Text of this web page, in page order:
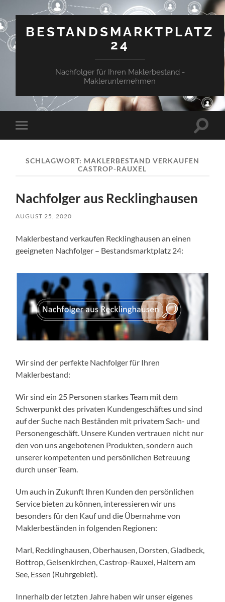
BESTANDSMARKTPLATZ
24
Nachfolger für Ihren Maklerbestand -
Maklerunternehmen
Mobile-
Menü
SCHLAGWORT: MAKLERBESTAND VERKAUFEN
CASTROP-RAUXEL
Nachfolger aus Recklinghausen
AUGUST 25, 2020
Maklerbestand verkaufen Recklinghausen an einen
geeigneten Nachfolger – Bestandsmarktplatz 24:
Wir sind der perfekte Nachfolger für Ihren
Maklerbestand:
Wir sind ein 25 Personen starkes Team mit dem
Schwerpunkt des privaten Kundengeschäftes und sind
auf der Suche nach Beständen mit privatem Sach- und
Personengeschäft. Unsere Kunden vertrauen nicht nur
den von uns angebotenen Produkten, sondern auch
unserer kompetenten und persönlichen Betreuung
durch unser Team.
Um auch in Zukunft Ihren Kunden den persönlichen
Service bieten zu können, interessieren wir uns
besonders für den Kauf und die Übernahme von
Maklerbeständen in folgenden Regionen:
Marl, Recklinghausen, Oberhausen, Dorsten, Gladbeck,
Bottrop, Gelsenkirchen, Castrop-Rauxel, Haltern am
See, Essen (Ruhrgebiet).
Innerhalb der letzten Jahre haben wir unser eigenes